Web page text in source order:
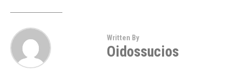
Written By
Oidossucios